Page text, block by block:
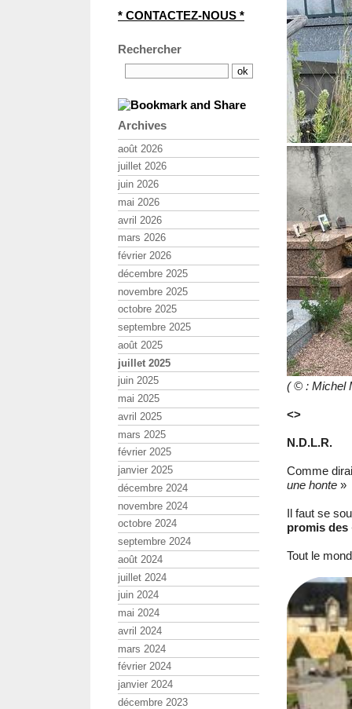
( © : Michel
<>
N.D.L.R.
Comme
une honte »
Il faut se
promis
Tout le
* CONTACTEZ-NOUS *
Rechercher
Archives
août 2026
juillet 2026
juin 2026
mai 2026
avril 2026
mars 2026
février 2026
décembre 2025
novembre 2025
octobre 2025
septembre 2025
août 2025
juillet 2025
juin 2025
mai 2025
avril 2025
mars 2025
février 2025
janvier 2025
décembre 2024
novembre 2024
octobre 2024
septembre 2024
août 2024
juillet 2024
juin 2024
mai 2024
avril 2024
mars 2024
février 2024
janvier 2024
décembre 2023